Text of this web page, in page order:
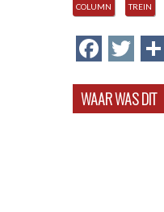
COLUMN TREIN
WAAR WAS DIT